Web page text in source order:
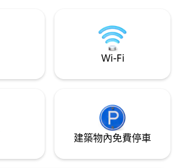
著12公里長的步
餐桌-加大雙人牀
Wi-Fi
建築物內免費停車